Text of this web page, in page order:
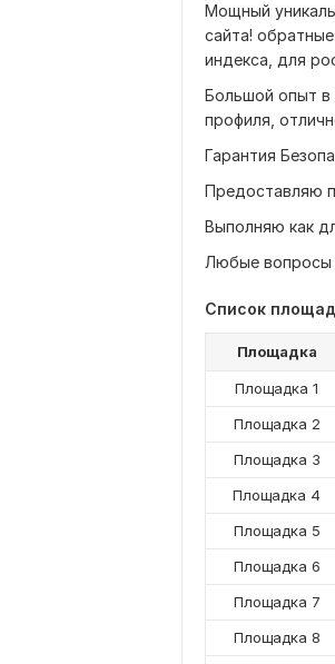
Мощный
сайта!
индекса, для
Большой опыт в
профиля,
Гарантия
Предоставляю
Выполняю как
Любые вопросы
Список
Площадка
Площадка 1
Площадка 2
Площадка 3
Площадка 4
Площадка 5
Площадка 6
Площадка 7
Площадка 8